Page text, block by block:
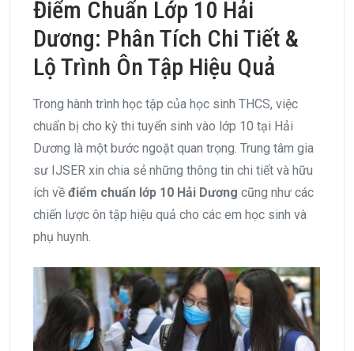
Điểm Chuẩn Lớp 10 Hải
Dương: Phân Tích Chi Tiết &
Lộ Trình Ôn Tập Hiệu Quả
Trong hành trình học tập của học sinh THCS, việc
chuẩn bị cho kỳ thi tuyển sinh vào lớp 10 tại Hải
Dương là một bước ngoặt quan trọng. Trung tâm gia
sư IJSER xin chia sẻ những thông tin chi tiết và hữu
ích về điểm chuẩn lớp 10 Hải Dương cũng như các
chiến lược ôn tập hiệu quả cho các em học sinh và
phụ huynh.